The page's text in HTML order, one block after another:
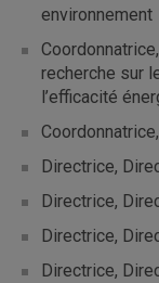
environnement
recherche sur
l’efficacité
Directrice,
Directrice,
Directrice,
Directrice,